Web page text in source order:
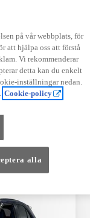
– i
på vår webbplats, för
att hjälpa oss att förstå
Vi rekommenderar
detta kan du enkelt
inställningar nedan.
Cookie-policy
alla